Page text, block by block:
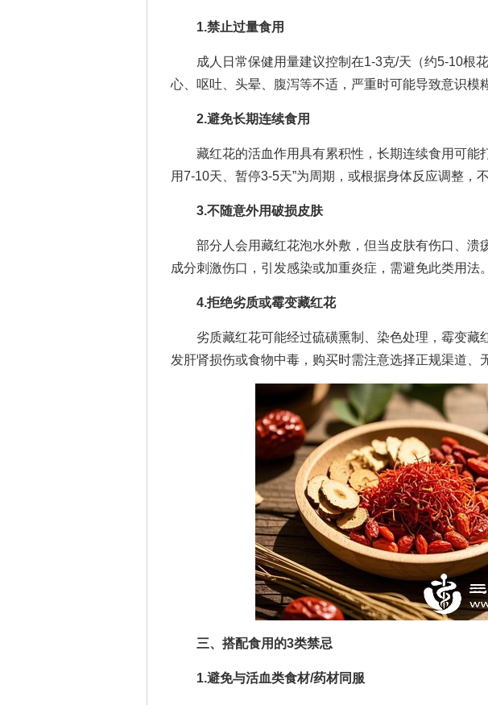
1.禁止过量食用
成人日常保健用量建议控制在1-3克/天（约5-10根
心、呕吐、头晕、腹泻等不适，严重时可能导致意识模
2.避免长期连续食用
藏红花的活血作用具有累积性，长期连续食用可能
用7-10天、暂停3-5天”为周期，或根据身体反应调整，
3.不随意外用破损皮肤
部分人会用藏红花泡水外敷，但当皮肤有伤口、溃
成分刺激伤口，引发感染或加重炎症，需避免此类用法。
4.拒绝劣质或霉变藏红花
劣质藏红花可能经过硫磺熏制、染色处理，霉变藏
发肝肾损伤或食物中毒，购买时需注意选择正规渠道、
三、搭配食用的3类禁忌
1.避免与活血类食材/药材同服